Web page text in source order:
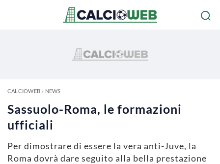
CALCIOWEB» NEWS
Sassuolo-Roma, le formazioni
ufficiali
Per dimostrare di essere la vera anti-Juve, la
Roma dovrà dare seguito alla bella prestazione